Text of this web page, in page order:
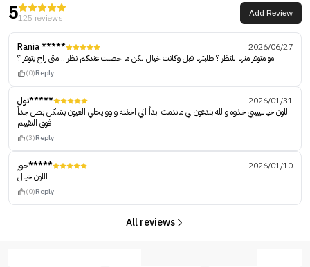
5125 reviews Add Review
Rania *****
2026/06/27
مو متوفر منها للنظر ؟ طلبتها قبل وكانت خيال لكن ما حصلت عندكم نظر .. متى راح يتوفر ؟
(0)Reply
تول*****
2026/01/31
اللون خياللييييي خذوه والله بتدعون لي ماندمت ابداً اني اخذته واوو يحلي العيون بشكل بطل جداً
فوق التقييم
(3)Reply
جور*****
2026/01/10
اللون خيال
(0)Reply
All reviews